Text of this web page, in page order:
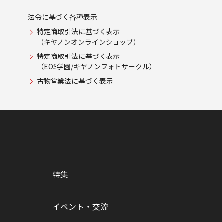
法令に基づく各種表示
特定商取引法に基づく表示
（キヤノンオンラインショップ）
特定商取引法に基づく表示
（EOS学園/キヤノンフォトサークル）
古物営業法に基づく表示
特集
イベント・交流